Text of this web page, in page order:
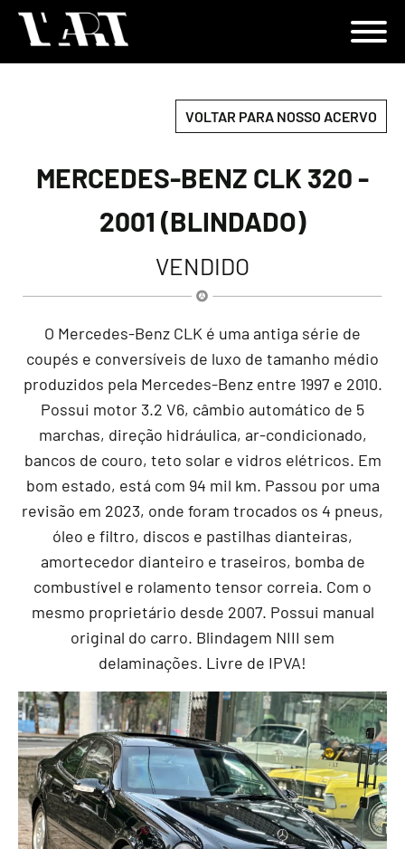
VOLTAR PARA NOSSO ACERVO
MERCEDES-BENZ CLK 320 -
2001 (BLINDADO)
VENDIDO
O Mercedes-Benz CLK é uma antiga série de
coupés e conversíveis de luxo de tamanho médio
produzidos pela Mercedes-Benz entre 1997 e 2010.
Possui motor 3.2 V6, câmbio automático de 5
marchas, direção hidráulica, ar-condicionado,
bancos de couro, teto solar e vidros elétricos. Em
bom estado, está com 94 mil km. Passou por uma
revisão em 2023, onde foram trocados os 4 pneus,
óleo e filtro, discos e pastilhas dianteiras,
amortecedor dianteiro e traseiros, bomba de
combustível e rolamento tensor correia. Com o
mesmo proprietário desde 2007. Possui manual
original do carro. Blindagem NIII sem
delaminações. Livre de IPVA!